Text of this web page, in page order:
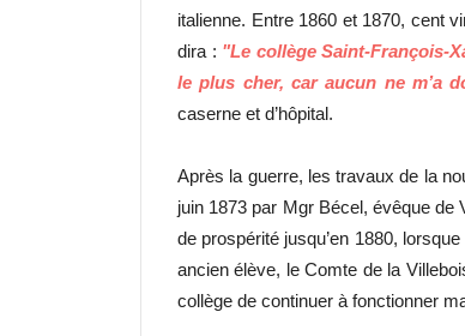
italienne. Entre 1860 et 1870, cent
dira : "Le collège Saint-François-
le plus cher, car aucun ne m’a
caserne et d’hôpital.
Après la guerre, les travaux de la
juin 1873 par Mgr Bécel, évêque de
de prospérité jusqu’en 1880,
ancien élève, le Comte de la
collège de continuer à fonctionner